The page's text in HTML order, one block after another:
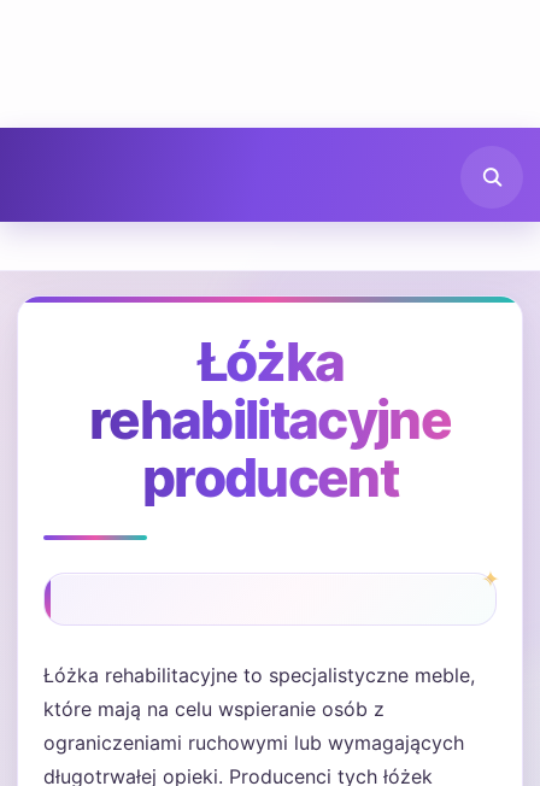
Łóżka
rehabilitacyjne
producent
Łóżka rehabilitacyjne to specjalistyczne meble,
które mają na celu wspieranie osób z
ograniczeniami ruchowymi lub wymagających
długotrwałej opieki. Producenci tych łóżek